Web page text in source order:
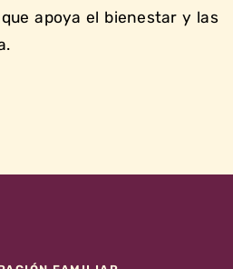
apoya el bienestar y las